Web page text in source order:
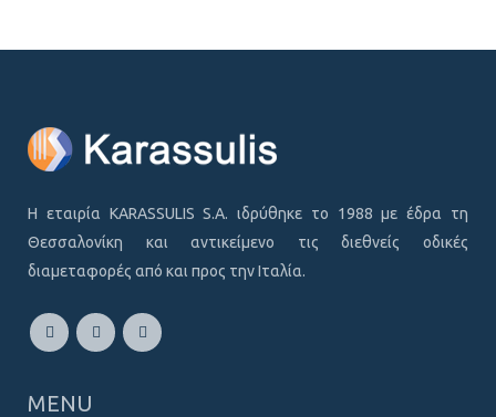
Η εταιρία KARASSULIS S.A. ιδρύθηκε το 1988 με έδρα τη
Θεσσαλονίκη και αντικείμενο τις διεθνείς οδικές
διαμεταφορές από και προς την Ιταλία.
MENU